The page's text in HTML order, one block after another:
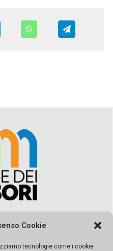
Cookie
tecnologie come i cookie